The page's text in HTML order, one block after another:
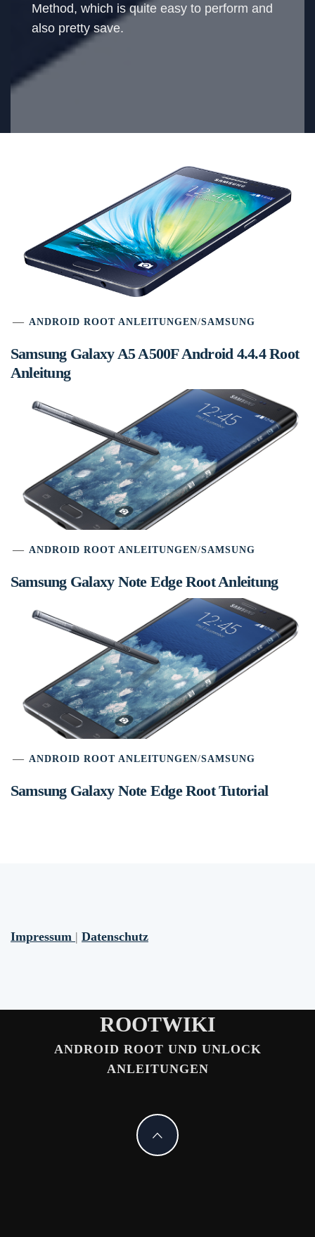
Method, which is quite easy to perform and
also pretty save.
ANDROID ROOT ANLEITUNGEN/SAMSUNG
Samsung Galaxy A5 A500F Android 4.4.4 Root
Anleitung
ANDROID ROOT ANLEITUNGEN/SAMSUNG
Samsung Galaxy Note Edge Root Anleitung
ANDROID ROOT ANLEITUNGEN/SAMSUNG
Samsung Galaxy Note Edge Root Tutorial
Impressum | Datenschutz
ROOTWIKI
ANDROID ROOT UND UNLOCK
ANLEITUNGEN